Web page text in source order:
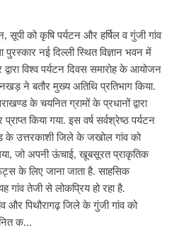
सूपी को कृषि पर्यटन और हर्षिल व गुंजी गांव
नई दिल्ली स्थित विज्ञान भवन में
विश्व पर्यटन दिवस समारोह के आयोजन
ने बतौर मुख्य अतिथि प्रतिभाग किया.
के चयनित ग्रामों के प्रधानों द्वारा
किया गया. इस वर्ष सर्वश्रेष्ठ पर्यटन
के उत्तरकाशी जिले के जखोल गांव को
जो अपनी ऊंचाई, खूबसूरत प्राकृतिक
के लिए जाना जाता है. साहसिक
गांव तेजी से लोकप्रिय हो रहा है.
और पिथौरागढ़ जिले के गुंजी गांव को
क...